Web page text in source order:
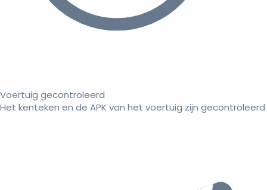
Voertuig gecontroleerd
Het kenteken en de APK van het voertuig zijn gecontroleerd